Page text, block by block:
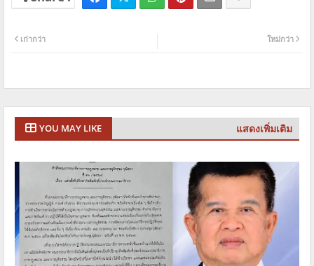
ใหม่กว่า
เก่ากว่า
YOU MAY LIKE แสดงเพิ่มเติม